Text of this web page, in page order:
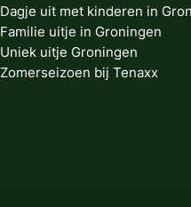
Dagje uit met kinderen in
Familie uitje in Groningen
Uniek uitje Groningen
Zomerseizoen bij Tenaxx